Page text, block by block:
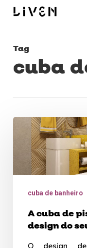
Skip
content
Tag
cuba
cuba de banheiro
A cuba de
design do
O design